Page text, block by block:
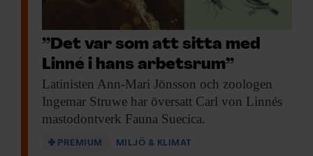
”Det var som att sitta med
Linné i hans arbetsrum”
Latinisten Ann-Mari Jönsson och zoologen
Ingemar Struwe har översatt Carl von Linnés
mastodontverk Fauna Suecica.
PREMIUM MILJÖ & KLIMAT